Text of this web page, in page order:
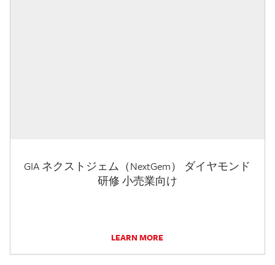
GIA ネクストジェム（NextGem） ダイヤモンド
研修 小売業向け
LEARN MORE